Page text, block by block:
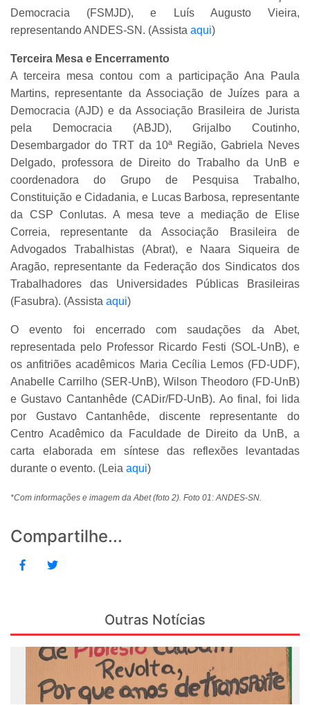
Democracia (FSMJD), e Luís Augusto Vieira,
representando ANDES-SN. (Assista aqui)
Terceira Mesa e Encerramento
A terceira mesa contou com a participação Ana Paula
Martins, representante da Associação de Juízes para a
Democracia (AJD) e da Associação Brasileira de Jurista
pela Democracia (ABJD), Grijalbo Coutinho,
Desembargador do TRT da 10ª Região, Gabriela Neves
Delgado, professora de Direito do Trabalho da UnB e
coordenadora do Grupo de Pesquisa Trabalho,
Constituição e Cidadania, e Lucas Barbosa, representante
da CSP Conlutas. A mesa teve a mediação de Elise
Correia, representante da Associação Brasileira de
Advogados Trabalhistas (Abrat), e Naara Siqueira de
Aragão, representante da Federação dos Sindicatos dos
Trabalhadores das Universidades Públicas Brasileiras
(Fasubra). (Assista aqui)
O evento foi encerrado com saudações da Abet,
representada pelo Professor Ricardo Festi (SOL-UnB), e
os anfitriões acadêmicos Maria Cecília Lemos (FD-UDF),
Anabelle Carrilho (SER-UnB), Wilson Theodoro (FD-UnB)
e Gustavo Cantanhêde (CADir/FD-UnB). Ao final, foi lida
por Gustavo Cantanhêde, discente representante do
Centro Acadêmico da Faculdade de Direito da UnB, a
carta elaborada em síntese das reflexões levantadas
durante o evento. (Leia aqui)
*Com informações e imagem da Abet (foto 2). Foto 01: ANDES-SN.
Compartilhe...
Outras Notícias